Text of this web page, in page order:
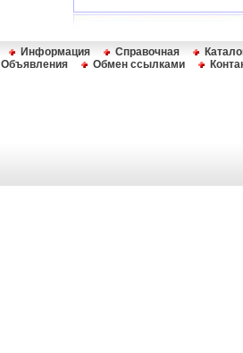
Информация Справочная
Объявления Обмен ссылками